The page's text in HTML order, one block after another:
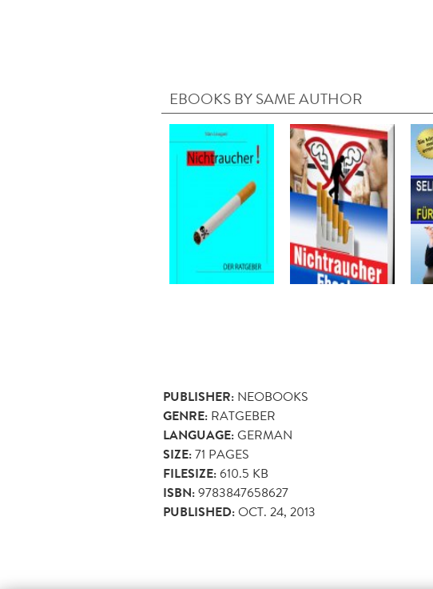
EBOOKS BY SAME AUTHOR
PUBLISHER: NEOBOOKS
GENRE: RATGEBER
LANGUAGE:GERMAN
SIZE:71 PAGES
FILESIZE:610.5 KB
ISBN:9783847658627
PUBLISHED:OCT. 24, 2013